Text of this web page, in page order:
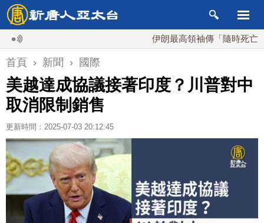
伊朗最高領袖傳「隨時死亡」 國安
首頁 › 新聞 › 國際
美越達成協議接著印度？川普對中
取消限制銷售
更新時間：2025-07-03 20:12:45